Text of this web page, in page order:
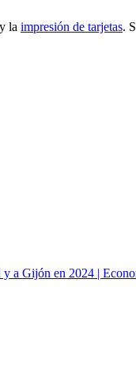
la impresión de tarjetas.
a Gijón en 2024 |